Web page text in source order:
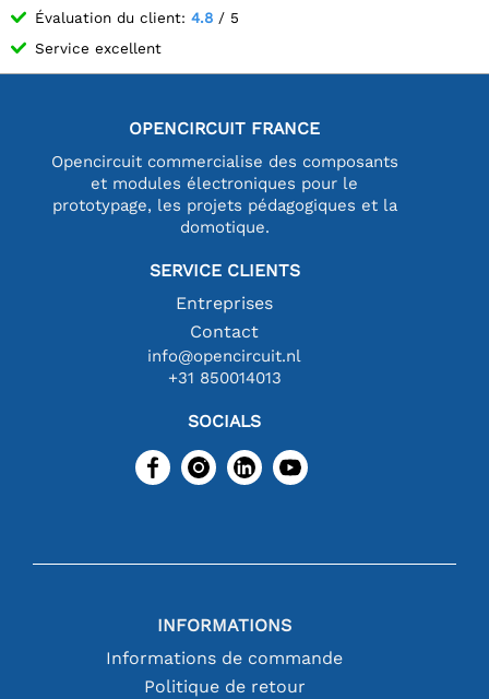
Évaluation du client: 4.8 / 5
Service excellent
OPENCIRCUIT FRANCE
Opencircuit commercialise des composants
et modules électroniques pour le
prototypage, les projets pédagogiques et la
domotique.
SERVICE CLIENTS
Entreprises
Contact
info@opencircuit.nl
+31 850014013
SOCIALS
INFORMATIONS
Informations de commande
Politique de retour